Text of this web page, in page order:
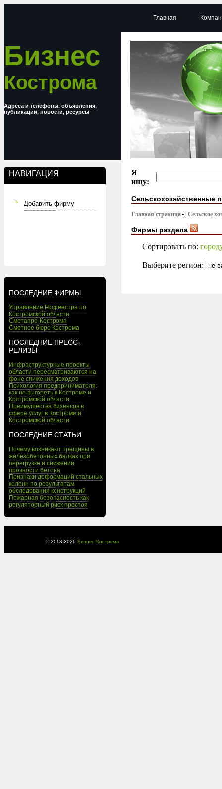
Бизнес
Кострома
Адреса и телефоны, объявления,
публикации, новости, ресурсы
НАВИГАЦИЯ
Добавить фирму
ПОСЛЕДНИЕ ФИРМЫ
Управление Росреестра по
Костромской области
Сметапро-Кострома
Сметное бюро Кострома
ПОСЛЕДНИЕ ПРЕСС-
РЕЛИЗЫ
Инфраструктурные проекты
области пересматриваются на
фоне снижения доходов
Психология предпринимателя:
как не выгореть в Костроме и
Костромской области
Преимущества бизнесов в
сфере услуг в Костроме и
Костромской области
ПОСЛЕДНИЕ СТАТЬИ
Почему возникают трещины в
железобетонных балках при
перегрузке и снижении
прочности бетона
Признаки деформаций стальных
колонн по результатам
обследования конструкций
Пожарная безопасность как
регуляторный риск простоя
Главная
Я
ищу:
Сельскохозяйственные
Главная страница Сельское
Фирмы раздела
Сортировать по:
Выберите регион:
© 2013-2026 Бизнес Кострома